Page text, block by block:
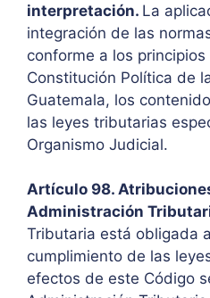
interpretación. La
integración de las
conforme a los
Constitución Política de
Guatemala, los
las leyes tributarias
Organismo Judicial.
Artículo 98.
Administración
Tributaria está obligada
cumplimiento de las
efectos de este Código